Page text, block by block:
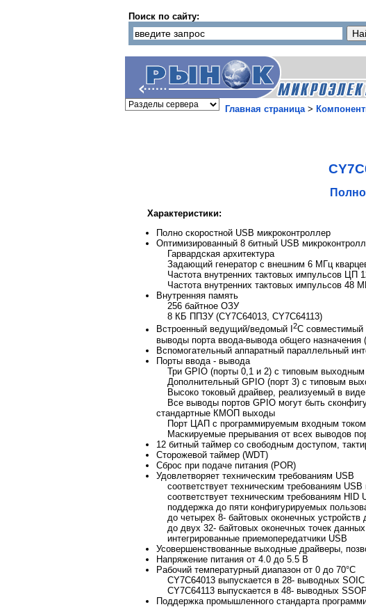
Поиск по сайту:
Главная страница>
Характеристики:
Полно скоростной USB микроконтроллер
Оптимизированный 8 битный USB
Гарвардская архитектура
Задающий генератор с внешним 6 МГц
Частота внутренних тактовых импульсов ЦП
Частота внутренних тактовых импульсов 48
Внутренняя память
256 байтное ОЗУ
8 КБ ППЗУ (CY7C64013, CY7C64113)
Встроенный ведущий/ведомый I
2C совместимый
выводы порта ввода-вывода общего назначения
Вспомогательный аппаратный параллельный
Порты ввода - вывода
Три GPIO (порты 0,1 и 2) с типовым
Дополнительный GPIO (порт 3) с типовым
Высоко токовый драйвер, реализуемый в
Все выводы портов GPIO могут быть
стандартные КМОП выходы
Порт ЦАП с программируемым входным током
Маскируемые прерывания от всех выводов
12 битный таймер со свободным доступом,
Сторожевой таймер (WDT)
Сброс при подаче питания (POR)
Удовлетворяет техническим требованиям USB
соответствует техническим требованиям USB
соответствует техническим требованиям HID
поддержка до пяти конфигурируемых
до четырех 8- байтовых оконечных устройств
до двух 32- байтовых оконечных точек данных
интегрированные приемопередатчики USB
Усовершенствованные выходные драйверы,
Напряжение питания от 4.0 до 5.5 В
Рабочий температурный диапазон от 0 до 70°С
CY7C64013 выпускается в 28- выводных SOIC
CY7C64113 выпускается в 48- выводных
Поддержка промышленного стандарта